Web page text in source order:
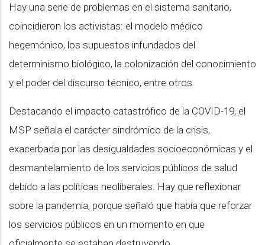
Hay una serie de problemas en el sistema sanitario,
coincidieron los activistas: el modelo médico
hegemónico, los supuestos infundados del
determinismo biológico, la colonización del conocimiento
y el poder del discurso técnico, entre otros.
Destacando el impacto catastrófico de la COVID-19, el
MSP señala el carácter sindrómico de la crisis,
exacerbada por las desigualdades socioeconómicas y el
desmantelamiento de los servicios públicos de salud
debido a las políticas neoliberales. Hay que reflexionar
sobre la pandemia, porque señaló que había que reforzar
los servicios públicos en un momento en que